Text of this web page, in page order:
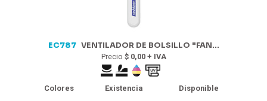
EC787 VENTILADOR DE BOLSILLO "FAN...
Precio $ 0,00 + IVA
Colores Existencia
Disponible